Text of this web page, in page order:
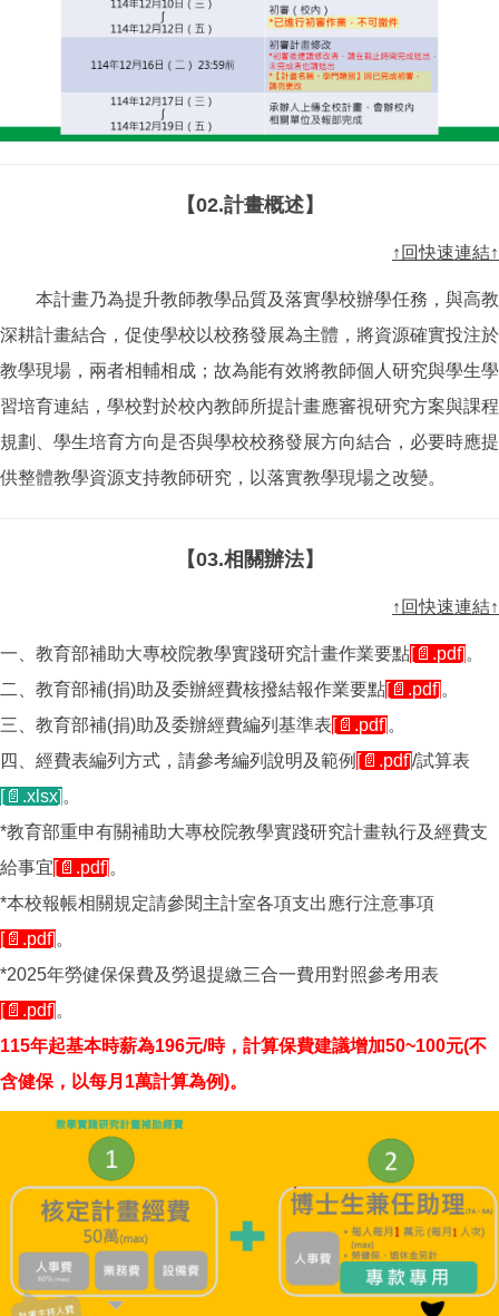
【02.計畫概述】
↑回快速連結↑
本計畫乃為提升教師教學品質及落實學校辦學任務，與高教
深耕計畫結合，促使學校以校務發展為主體，將資源確實投注於
教學現場，兩者相輔相成；故為能有效將教師個人研究與學生學
習培育連結，學校對於校內教師所提計畫應審視研究方案與課程
規劃、學生培育方向是否與學校校務發展方向結合，必要時應提
供整體教學資源支持教師研究，以落實教學現場之改變。
【03.相關辦法】
↑回快速連結↑
一、教育部補助大專校院教學實踐研究計畫作業要點[📄.pdf] 。
二、教育部補(捐)助及委辦經費核撥結報作業要點[📄.pdf] 。
三、教育部補(捐)助及委辦經費編列基準表[📄.pdf] 。
四、經費表編列方式，請參考編列說明及範例 [📄.pdf]/試算表
[📄.xlsx] 。
*教育部重申有關補助大專校院教學實踐研究計畫執行及經費支
給事宜[📄.pdf] 。
*本校報帳相關規定請參閱主計室各項支出應行注意事項
[📄.pdf] 。
*2025年勞健保保費及勞退提繳三合一費用對照參考用表
[📄.pdf] 。
115年起基本時薪為196元/時，計算保費建議增加50~100元(不
含健保，以每月1萬計算為例)。